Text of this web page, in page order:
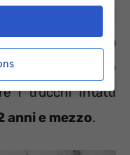
i trucchi
finire quelli già
Nello
i trucchi intatti
anni e mezzo.